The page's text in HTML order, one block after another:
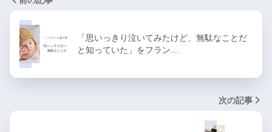
「思いっきり泣いてみたけど、無駄なことだ
と知っていた」をフラン…
次の記事